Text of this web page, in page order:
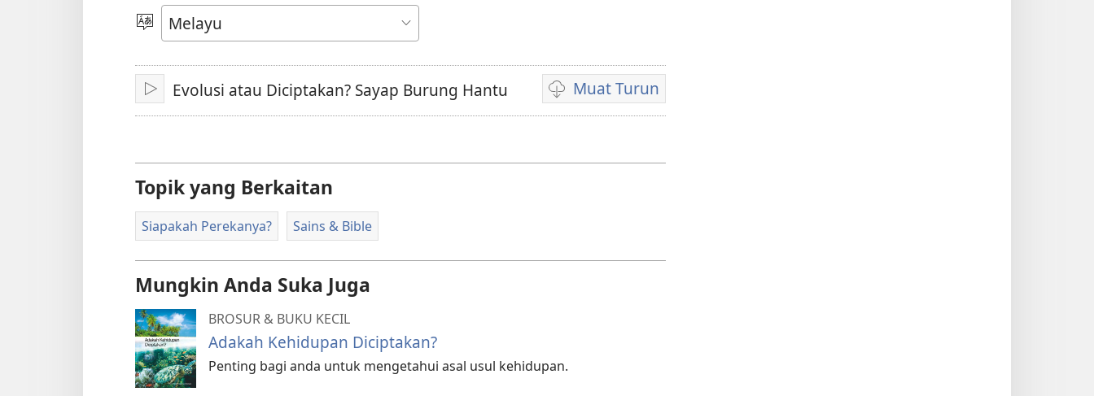
video
Pilih
Bahasa
MainEvolusi atau Diciptakan? Sayap Burung Hantu Muat Turun
Pilihan
untuk
turun
Topik yang Berkaitan
Siapakah Perekanya? Sains & Bible
Mungkin Anda Suka Juga
BROSUR & BUKU KECIL
Adakah Kehidupan Diciptakan?
Penting bagi anda untuk mengetahui asal usul kehidupan.